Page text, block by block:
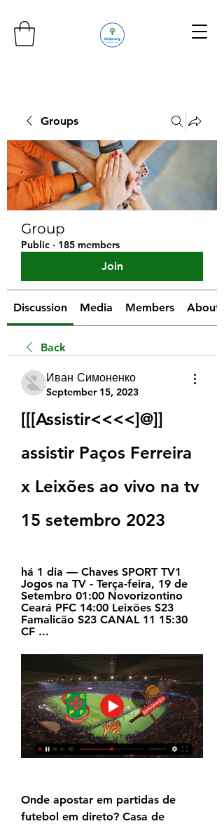
Groups
Group
Public · 185 members
Join
Discussion Media Members About
Back
Иван Симоненко
September 15, 2023
[[[Assistir<<<<]@]]
assistir Paços Ferreira
x Leixões ao vivo na tv
15 setembro 2023
há 1 dia — Chaves SPORT TV1
Jogos na TV - Terça-feira, 19 de
Setembro 01:00 Novorizontino
Ceará PFC 14:00 Leixões S23
Famalicão S23 CANAL 11 15:30
CF ...
Onde apostar em partidas de
futebol em direto? Casa de